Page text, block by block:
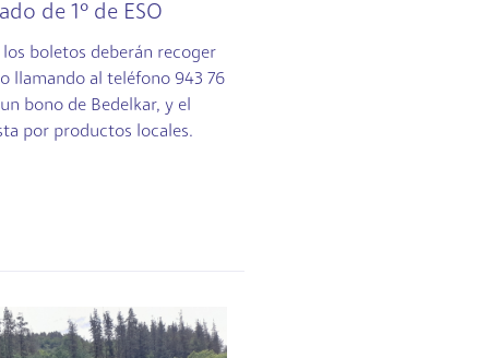
de 1º de ESO
boletos deberán recoger
llamando al teléfono 943 76
bono de Bedelkar, y el
por productos locales.